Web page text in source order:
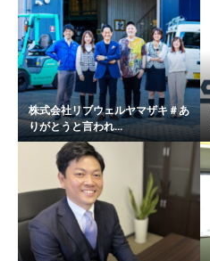
株式会社リブウェルヤマザキ＃あ
りがとうと言われ...